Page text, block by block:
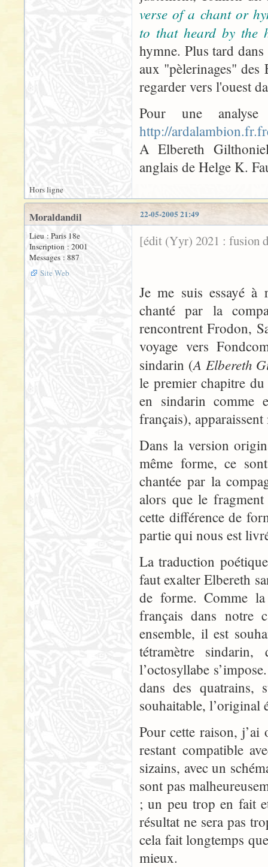
verse of a chant or
to that heard by the
hymne. Plus tard
aux "pèlerinages"
regarder vers l'ouest
Pour une
http://
A Elbereth
anglais de Helge K.
Hors ligne
22-05-2005 21:49
Moraldandil
Lieu : Paris 18e
Inscription : 2001
Messages : 887
Site Web
[édit (Yyr) 2021 : fusion
Je me suis essayé à
chanté par la
rencontrent Frodon,
voyage vers
sindarin (A Elbereth
le premier chapitre
en sindarin comme
français),
Dans la version
même forme, ce
chantée par la
alors que le
cette différence de
partie qui nous est
La traduction
faut exalter Elbereth
de forme. Comme
français dans notre
ensemble, il est
tétramètre
l’octosyllabe
dans des quatrains,
souhaitable, l’original
Pour cette raison,
restant compatible
sizains, avec un
sont pas
; un peu trop en fait
résultat ne sera pas
cela fait longtemps
mieux.